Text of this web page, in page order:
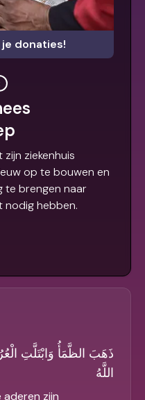
donaties!
ziekenhuis
op te bouwen en
te brengen naar
nodig hebben.
ذَهَبَ الظَّمَأُ وَابْتَلَّتِ
اللَّهُ
zijn